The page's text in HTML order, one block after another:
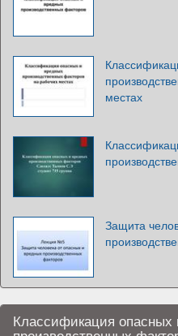
местах
Защита
Классификация опасных